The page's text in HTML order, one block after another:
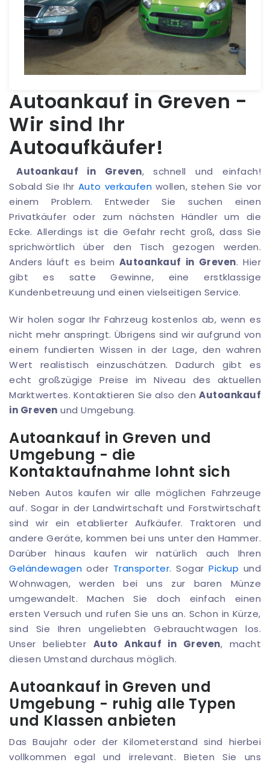
Autoankauf in Greven -
Wir sind Ihr
Autoaufkäufer!
Autoankauf in Greven, schnell und einfach!
Sobald Sie Ihr Auto verkaufen wollen, stehen Sie vor
einem Problem. Entweder Sie suchen einen
Privatkäufer oder zum nächsten Händler um die
Ecke. Allerdings ist die Gefahr recht groß, dass Sie
sprichwörtlich über den Tisch gezogen werden.
Anders läuft es beim Autoankauf in Greven. Hier
gibt es satte Gewinne, eine erstklassige
Kundenbetreuung und einen vielseitigen Service.
Wir holen sogar Ihr Fahrzeug kostenlos ab, wenn es
nicht mehr anspringt. Übrigens sind wir aufgrund von
einem fundierten Wissen in der Lage, den wahren
Wert realistisch einzuschätzen. Dadurch gibt es
echt großzügige Preise im Niveau des aktuellen
Marktwertes. Kontaktieren Sie also den Autoankauf
in Greven und Umgebung.
Autoankauf in Greven und
Umgebung - die
Kontaktaufnahme lohnt sich
Neben Autos kaufen wir alle möglichen Fahrzeuge
auf. Sogar in der Landwirtschaft und Forstwirtschaft
sind wir ein etablierter Aufkäufer. Traktoren und
andere Geräte, kommen bei uns unter den Hammer.
Darüber hinaus kaufen wir natürlich auch Ihren
Geländewagen oder Transporter. SogarPickup und
Wohnwagen, werden bei uns zur baren Münze
umgewandelt. Machen Sie doch einfach einen
ersten Versuch und rufen Sie uns an. Schon in Kürze,
sind Sie Ihren ungeliebten Gebrauchtwagen los.
Unser beliebter Auto Ankauf in Greven, macht
diesen Umstand durchaus möglich.
Autoankauf in Greven und
Umgebung - ruhig alle Typen
und Klassen anbieten
Das Baujahr oder der Kilometerstand sind hierbei
vollkommen egal und irrelevant. Bieten Sie uns